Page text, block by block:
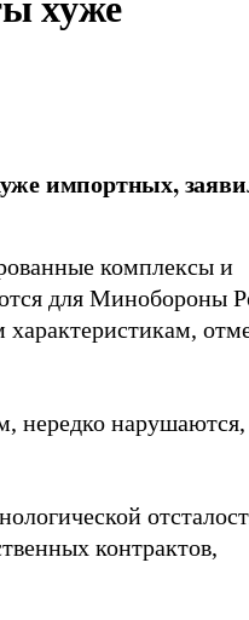
импортных,
комплексы и
для Минобороны
нередко нарушаются,
контрактов,